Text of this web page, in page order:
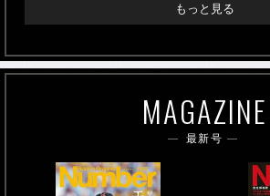
もっと見る
MAGAZINE
最新号